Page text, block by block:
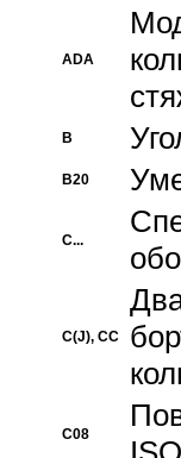
ADA
B
B20
C...
C(J), CC
C08